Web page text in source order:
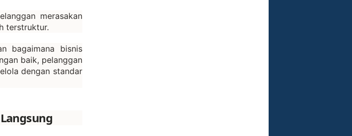
merasakan
terstruktur.
bagaimana bisnis
baik, pelanggan
dengan standar